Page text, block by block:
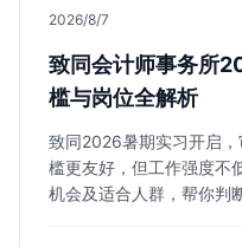
2026/8/7
致同会计师事务所
槛与岗位全解析
致同2026暑期实习开启
槛更友好，但工作强度不
机会及适合人群，帮你判